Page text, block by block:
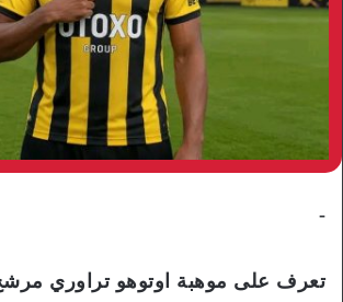
-
تعرف على موهبة اوتوهو تراوري